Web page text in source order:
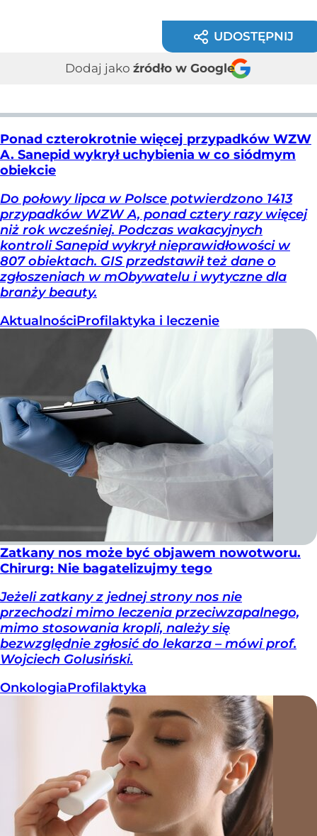
UDOSTĘPNIJ
Dodaj jako źródło w Google
Ponad czterokrotnie więcej przypadków WZW
A. Sanepid wykrył uchybienia w co siódmym
obiekcie
Do połowy lipca w Polsce potwierdzono 1413
przypadków WZW A, ponad cztery razy więcej
niż rok wcześniej. Podczas wakacyjnych
kontroli Sanepid wykrył nieprawidłowości w
807 obiektach. GIS przedstawił też dane o
zgłoszeniach w mObywatelu i wytyczne dla
branży beauty.
AktualnościProfilaktyka i leczenie
Zatkany nos może być objawem nowotworu.
Chirurg: Nie bagatelizujmy tego
Jeżeli zatkany z jednej strony nos nie
przechodzi mimo leczenia przeciwzapalnego,
mimo stosowania kropli, należy się
bezwzględnie zgłosić do lekarza – mówi prof.
Wojciech Golusiński.
OnkologiaProfilaktyka